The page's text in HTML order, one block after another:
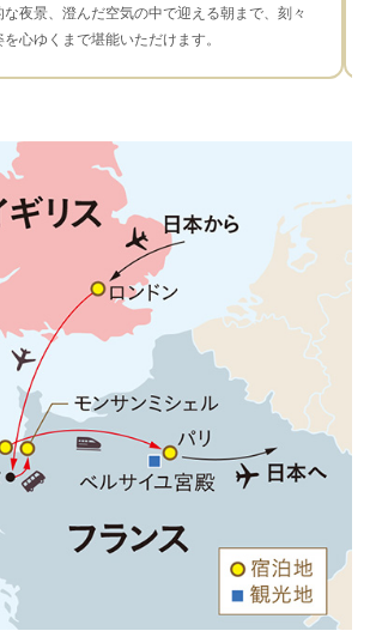
夜景、澄んだ空気の中で迎える朝まで、刻々
心ゆくまで堪能いただけます。